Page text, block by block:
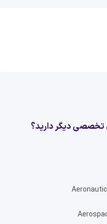
تخصصی دیگر دارید؟